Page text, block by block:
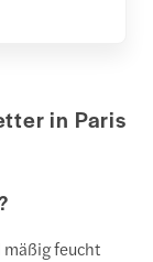
in Paris
mäßig feucht